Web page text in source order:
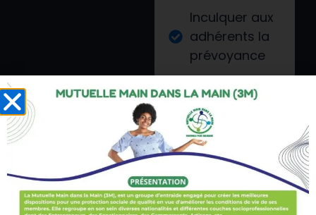
Inculquer aux
adhérents la
prévoyance
former les
membres sur
la nécessité
du vivre
ensemble et
de l’entraide